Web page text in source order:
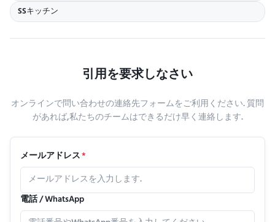
SSキッチン
引用を要求しなさい
オンラインで問い合わせの連絡先フォームをご利用ください. 質問
があれば,私たちのチームはできるだけ早く連絡します.
メールアドレス*
電話 / WhatsApp